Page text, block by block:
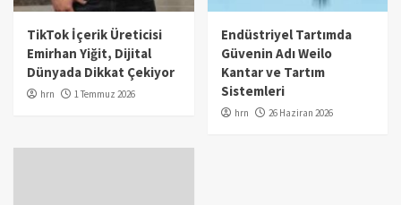
TikTok İçerik Üreticisi
Emirhan Yiğit, Dijital
Dünyada Dikkat Çekiyor
hrn 1 Temmuz 2026
Endüstriyel Tartımda
Güvenin Adı Weilo
Kantar ve Tartım
Sistemleri
hrn 26 Haziran 2026